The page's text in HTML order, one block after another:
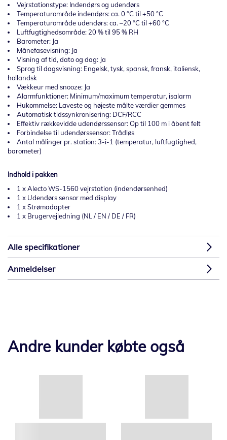
Vejrstationstype: Indendørs og udendørs
Temperaturområde indendørs: ca. 0 °C til +50 °C
Temperaturområde udendørs: ca. –20 °C til +60 °C
Luftfugtighedsområde: 20 % til 95 % RH
Barometer: Ja
Månefasevisning: Ja
Visning af tid, dato og dag: Ja
Sprog til dagsvisning: Engelsk, tysk, spansk, fransk, italiensk,
hollandsk
Vækkeur med snooze: Ja
Alarmfunktioner: Minimum/maximum temperatur, isalarm
Hukommelse: Laveste og højeste målte værdier gemmes
Automatisk tidssynkronisering: DCF/RCC
Effektiv rækkevidde udendørssensor: Op til 100 m i åbent felt
Forbindelse til udendørssensor: Trådløs
Antal målinger pr. station: 3-i-1 (temperatur, luftfugtighed,
barometer)
Indhold i pakken
1 x Alecto WS-1560 vejrstation (indendørsenhed)
1 x Udendørs sensor med display
1 x Strømadapter
1 x Brugervejledning (NL / EN / DE / FR)
Alle specifikationer
Anmeldelser
Andre kunder købte også